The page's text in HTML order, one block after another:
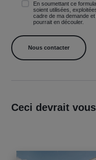
En soumettant ce
soient utilisées,
cadre de ma demande
pourrait en découler.
Ceci devrait